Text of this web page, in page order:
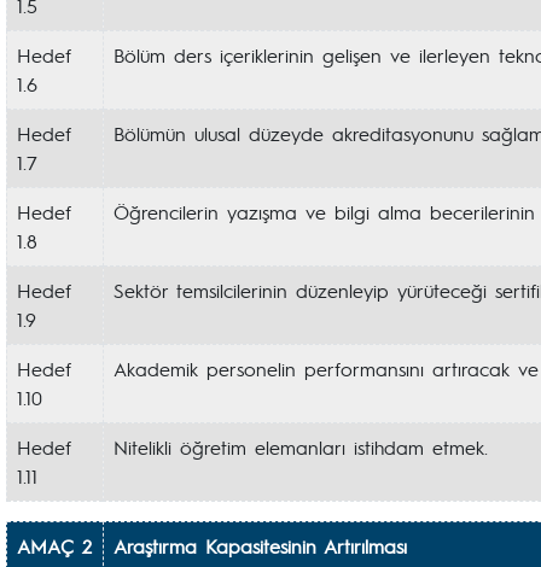
1.5
Hedef
1.6
Bölüm ders içeriklerinin gelişen ve ilerleyen
Hedef
1.7
Bölümün ulusal düzeyde akreditasyonunu
Hedef
1.8
Öğrencilerin yazışma ve bilgi alma becerilerinin
Hedef
1.9
Sektör temsilcilerinin düzenleyip yürüteceği
Hedef
1.10
Akademik personelin performansını artıracak
Hedef
1.11
Nitelikli öğretim elemanları istihdam etmek.
AMAÇ 2
Araştırma Kapasitesinin Artırılması